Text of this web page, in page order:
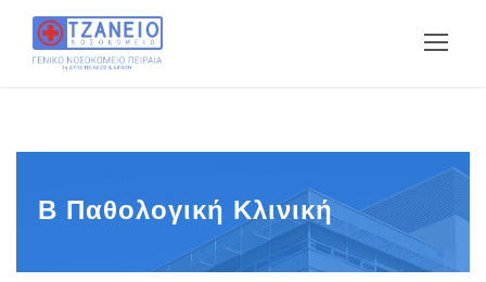
Β Παθολογική Κλινική